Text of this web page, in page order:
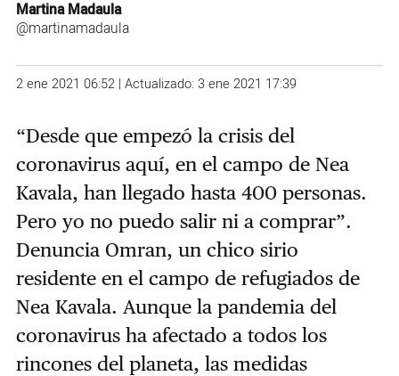
Martina Madaula
@martinamadaula
2 ene 2021 06:52 | Actualizado: 3 ene 2021 17:39
“Desde que empezó la crisis del
coronavirus aquí, en el campo de Nea
Kavala, han llegado hasta 400 personas.
Pero yo no puedo salir ni a comprar”.
Denuncia Omran, un chico sirio
residente en el campo de refugiados de
Nea Kavala. Aunque la pandemia del
coronavirus ha afectado a todos los
rincones del planeta, las medidas